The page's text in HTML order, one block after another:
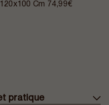
Cm 74,99€
pratique